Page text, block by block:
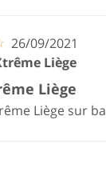
26/09/2021
Liège
Liège
Liège sur